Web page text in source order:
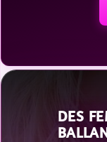
DES